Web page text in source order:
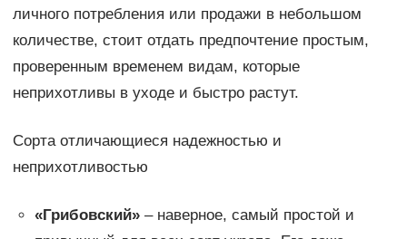
личного потребления или продажи в небольшом
количестве, стоит отдать предпочтение простым,
проверенным временем видам, которые
неприхотливы в уходе и быстро растут.
Сорта отличающиеся надежностью и
неприхотливостью
«Грибовский»– наверное, самый простой и